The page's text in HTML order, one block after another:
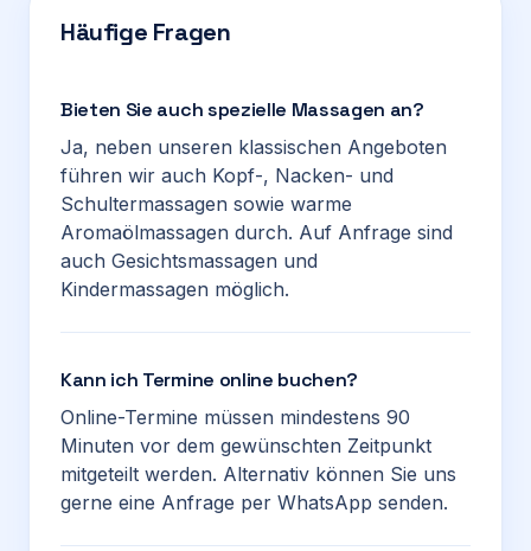
Häufige Fragen
Bieten Sie auch spezielle Massagen an?
Ja, neben unseren klassischen Angeboten
führen wir auch Kopf-, Nacken- und
Schultermassagen sowie warme
Aromaölmassagen durch. Auf Anfrage sind
auch Gesichtsmassagen und
Kindermassagen möglich.
Kann ich Termine online buchen?
Online-Termine müssen mindestens 90
Minuten vor dem gewünschten Zeitpunkt
mitgeteilt werden. Alternativ können Sie uns
gerne eine Anfrage per WhatsApp senden.